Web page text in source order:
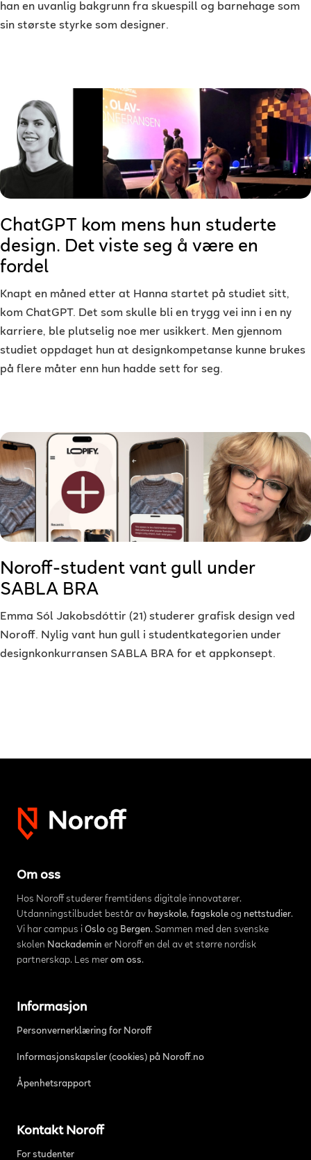
han en uvanlig bakgrunn fra skuespill og barnehage som
sin største styrke som designer.
ChatGPT kom mens hun studerte
design. Det viste seg å være en
fordel
Knapt en måned etter at Hanna startet på studiet sitt,
kom ChatGPT. Det som skulle bli en trygg vei inn i en ny
karriere, ble plutselig noe mer usikkert. Men gjennom
studiet oppdaget hun at designkompetanse kunne brukes
på flere måter enn hun hadde sett for seg.
Noroff-student vant gull under
SABLA BRA
Emma Sól Jakobsdóttir (21) studerer grafisk design ved
Noroff. Nylig vant hun gull i studentkategorien under
designkonkurransen SABLA BRA for et appkonsept.
Om oss
Hos Noroff studerer fremtidens digitale innovatører.
Utdanningstilbudet består av høyskole, fagskoleog nettstudier.
Vi har campus i Osloog Bergen. Sammen med den svenske
skolen Nackademin er Noroff en del av et større nordisk
partnerskap. Les mer om oss.
Informasjon
Personvernerklæring for Noroff
Informasjonskapsler (cookies) på Noroff.no
Åpenhetsrapport
Kontakt Noroff
For studenter